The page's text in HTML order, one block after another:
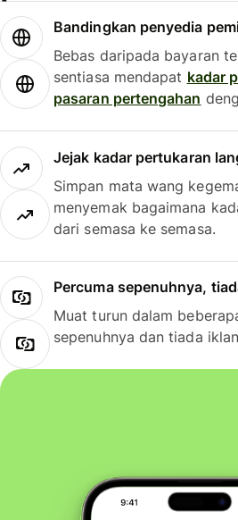
Bandingkan penyedia
Bebas daripada bayaran
sentiasa mendapat kadar
pasaran pertengahan
Jejak kadar pertukaran
Simpan mata wang
menyemak bagaimana
dari semasa ke semasa.
Percuma sepenuhnya,
Muat turun dalam
sepenuhnya dan tiada